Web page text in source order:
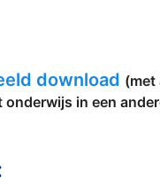
download (met
in een